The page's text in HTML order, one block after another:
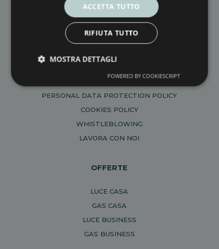
SEDE OPERATIVA
Via Casale Luparini, 12/B
PERSONAL DATA PROTECTION POLICY
COOKIES POLICY
WHISTLEBLOWING
LAVORA CON NOI
OFFERTE
LUCE CASA
GAS CASA
LUCE BUSINESS
GAS BUSINESS
ACCETTA TUTTO
RIFIUTA TUTTO
MOSTRA DETTAGLI
POWERED BY COOKIESCRIPT